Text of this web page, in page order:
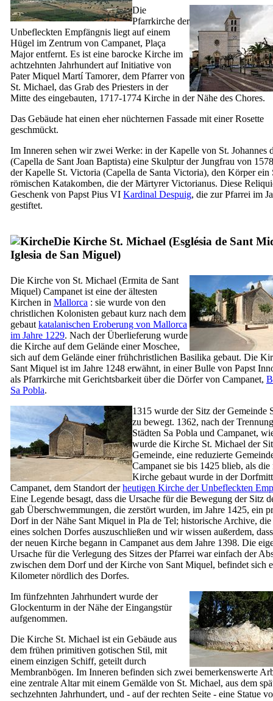
Die
Pfarrkirche der
Unbefleckten Empfängnis liegt auf einem
Hügel im Zentrum von Campanet, Plaça
Majorentfernt. Es ist eine barocke Kirche im
achtzehnten Jahrhundert auf Initiative von
PaterMiquel Martí Tamorer, dem Pfarrer von
St. Michael, das Grab des Priesters in der
Mitte des eingebauten, 1717-1774 Kirche in der Nähe des Chores.
Das Gebäude hat einen eher nüchternen Fassade mit einer Rosette
geschmückt.
Im Inneren sehen wir zwei Werke: in der Kapelle von St. Johannes
(Capella de Sant Joan Baptista) eine Skulptur der Jungfrau von
der Kapelle St. Victoria (Capella de Santa Victoria), den Körper ein
römischen Katakomben, die der MärtyrerVictorianus. Diese
Geschenk von Papst Pius VI Kardinal Despuig, die zur Pfarrei im
gestiftet.
Die Kirche St. Michael (Església de Sant
Iglesia de San Miguel)
Die Kirche von St. Michael (Ermita de Sant
Miquel) Campanet ist eine der ältesten
Kirchen in Mallorca : sie wurde von den
christlichen Kolonisten gebaut kurz nach dem
gebaut katalanischen Eroberung von Mallorca
im Jahre 1229. Nach der Überlieferung wurde
die Kirche auf dem Gelände einer Moschee,
sich auf dem Gelände einer frühchristlichen Basilika gebaut. Die
Sant Miquel ist im Jahre 1248 erwähnt, in einer Bulle von Papst
als Pfarrkirche mit Gerichtsbarkeit über die Dörfer von Campanet,
Sa Pobla.
1315 wurde der Sitz der Gemeinde
zu bewegt. 1362, nach der
Städten Sa Pobla und Campanet,
wurde die Kirche St. Michael der
Gemeinde, eine reduzierte
Campanet sie bis 1425 blieb, als die
Kirche gebaut wurde in der
Campanet, dem Standort derheutigen Kirche der Unbefleckten
Eine Legende besagt, dass die Ursache für die Bewegung der Sitz
gab Überschwemmungen, die zerstört wurden, im Jahre 1425, ein
Dorf in der Nähe Sant Miquel in Pla de Tel; historische Archive,
eines solchen Dorfes auszuschließen und wir wissen außerdem,
der neuen Kirche begann in Campanet aus dem Jahre 1398. Die
Ursache für die Verlegung des Sitzes der Pfarrei war einfach der
zwischen dem Dorf und der Kirche von Sant Miquel, befindet sich
Kilometer nördlich des Dorfes.
Im fünfzehnten Jahrhundert wurde der
Glockenturm in der Nähe der Eingangstür
aufgenommen.
Die Kirche St. Michael ist ein Gebäude aus
dem frühen primitiven gotischen Stil, mit
einem einzigen Schiff, geteilt durch
Membranbögen. Im Inneren befinden sich zwei bemerkenswerte
eine zentrale Altar mit einem Gemälde von St. Michael, aus dem
sechzehnten Jahrhundert, und - auf der rechten Seite - eine Statue